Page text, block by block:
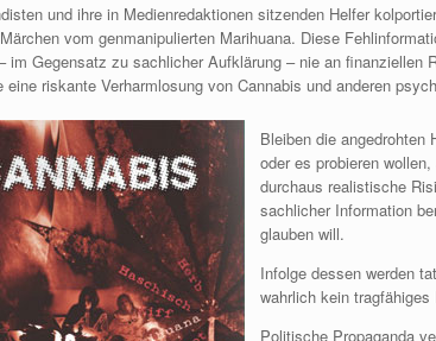
und ihre in Medienredaktionen sitzenden Helfer
vom genmanipulierten Marihuana. Diese
im Gegensatz zu sachlicher Aufklärung – nie an
eine riskante Verharmlosung von Cannabis und anderen
Bleiben die angedrohten
oder es probieren
durchaus realistische
sachlicher Information
glauben will.
Infolge dessen werden
wahrlich kein
Politische Propaganda